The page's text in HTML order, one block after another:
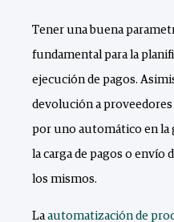
Tener una buena
fundamental para la
ejecución de pagos.
devolución a proveedores
por uno automático en la
la carga de pagos o envío
los mismos.
La automatización de